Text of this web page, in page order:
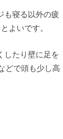
も寝る以外の疲
よいです。
したり壁に足を
どで頭も少し高